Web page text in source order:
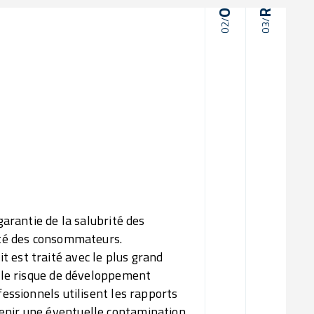
de la salubrité des
des consommateurs.
est traité avec le plus grand
risque de développement
utilisent les rapports
02/ 03/